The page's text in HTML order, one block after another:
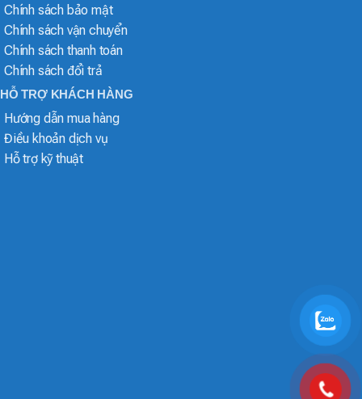
Chính sách bảo mật
Chính sách vận chuyển
Chính sách thanh toán
Chính sách đổi trả
HỖ TRỢ KHÁCH HÀNG
Hướng dẫn mua hàng
Điều khoản dịch vụ
Hỗ trợ kỹ thuật